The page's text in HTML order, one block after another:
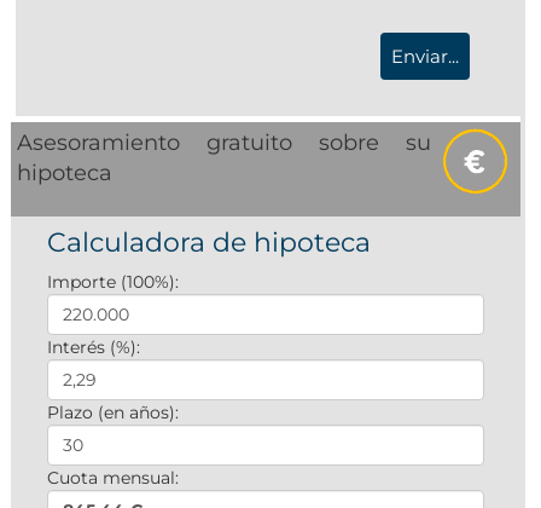
Asesoramiento gratuito sobre su
hipoteca
Calculadora de hipoteca
Importe (100%):
Interés (%):
Plazo (en años):
Cuota mensual: